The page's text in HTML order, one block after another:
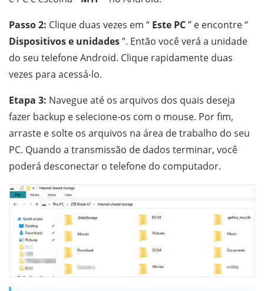
Passo 2: Clique duas vezes em “ Este PC” e encontre “
Dispositivos e unidades”. Então você verá a unidade
do seu telefone Android. Clique rapidamente duas
vezes para acessá-lo.
Etapa 3: Navegue até os arquivos dos quais deseja
fazer backup e selecione-os com o mouse. Por fim,
arraste e solte os arquivos na área de trabalho do seu
PC. Quando a transmissão de dados terminar, você
poderá desconectar o telefone do computador.